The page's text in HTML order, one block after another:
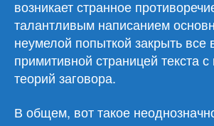
возникает странное
талантливым написанием
неумелой попыткой закрыть все
примитивной страницей текста
теорий заговора.
В общем, вот такое